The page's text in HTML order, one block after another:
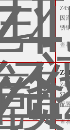
因
锈
查
双
配
查